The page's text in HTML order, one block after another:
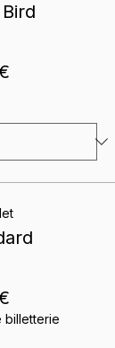
billetterie